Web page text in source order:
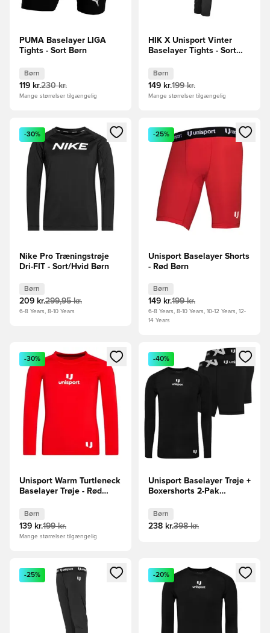
PUMA Baselayer LIGA
Tights - Sort Børn
Børn
119 kr.230 kr.
Mange størrelser tilgængelig
HIK X Unisport Vinter
Baselayer Tights - Sort
Børn
149 kr.199 kr.
Mange størrelser tilgængelig
Åbner en Modal til at logge ind eller tilmelde dig som
-30%
Nike Pro Træningstrøje
Dri-FIT - Sort/Hvid Børn
Børn
209 kr.299,95 kr.
6-8 Years, 8-10 Years
Åbner en Modal til at logge
-25%
Unisport Baselayer Shorts
- Rød Børn
Børn
149 kr.199 kr.
6-8 Years, 8-10 Years, 10-12 Years, 12-
14 Years
Åbner en Modal til at logge ind eller tilmelde dig som
-30%
Unisport Warm Turtleneck
Baselayer Trøje - Rød
Børn
139 kr.199 kr.
Mange størrelser tilgængelig
Åbner en Modal til at logge
-40%
Unisport Baselayer Trøje +
Boxershorts 2-Pak
Børn
Børn
238 kr.398 kr.
Åbner en Modal til at logge ind eller tilmelde dig som
-25%
Åbner en Modal til at logge
-20%